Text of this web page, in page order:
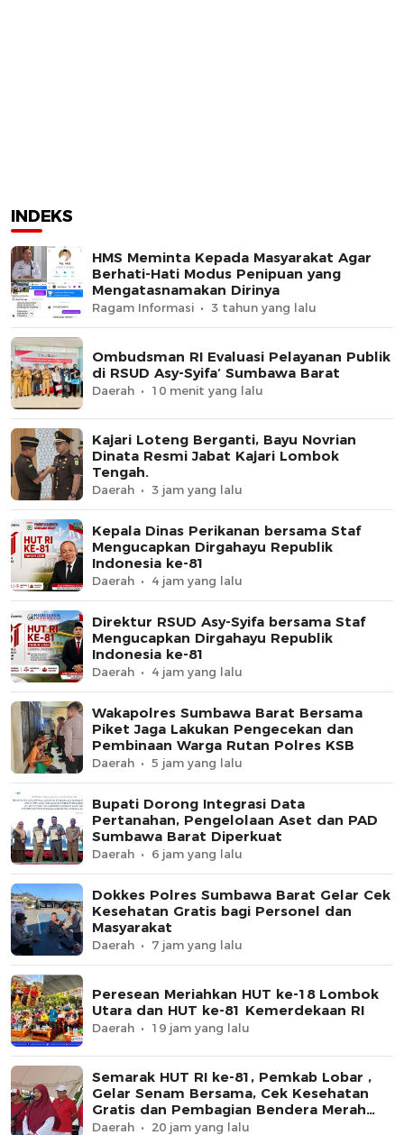
INDEKS
HMS Meminta Kepada Masyarakat Agar
Berhati-Hati Modus Penipuan yang
Mengatasnamakan Dirinya
Ragam Informasi 3 tahun yang lalu
Ombudsman RI Evaluasi Pelayanan Publik
di RSUD Asy-Syifa’ Sumbawa Barat
Daerah 10 menit yang lalu
Kajari Loteng Berganti, Bayu Novrian
Dinata Resmi Jabat Kajari Lombok
Tengah.
Daerah 3 jam yang lalu
Kepala Dinas Perikanan bersama Staf
Mengucapkan Dirgahayu Republik
Indonesia ke-81
Daerah 4 jam yang lalu
Direktur RSUD Asy-Syifa bersama Staf
Mengucapkan Dirgahayu Republik
Indonesia ke-81
Daerah 4 jam yang lalu
Wakapolres Sumbawa Barat Bersama
Piket Jaga Lakukan Pengecekan dan
Pembinaan Warga Rutan Polres KSB
Daerah 5 jam yang lalu
Bupati Dorong Integrasi Data
Pertanahan, Pengelolaan Aset dan PAD
Sumbawa Barat Diperkuat
Daerah 6 jam yang lalu
Dokkes Polres Sumbawa Barat Gelar Cek
Kesehatan Gratis bagi Personel dan
Masyarakat
Daerah 7 jam yang lalu
Peresean Meriahkan HUT ke-18 Lombok
Utara dan HUT ke-81 Kemerdekaan RI
Daerah 19 jam yang lalu
Semarak HUT RI ke-81, Pemkab Lobar ,
Gelar Senam Bersama, Cek Kesehatan
Gratis dan Pembagian Bendera Merah
Putih
Daerah 20 jam yang lalu